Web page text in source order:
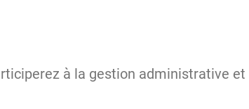
à la gestion administrative et